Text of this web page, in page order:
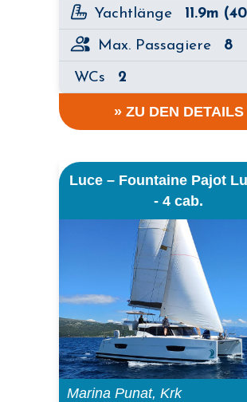
Yachtlänge 11.9m
Max. Passagiere 8
WCs 2
» ZU DEN DETAILS
Luce – Fountaine Pajot
- 4 cab.
Marina Punat, Krk